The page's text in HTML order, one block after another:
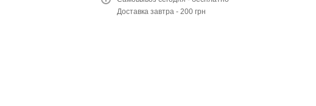
Доставка завтра - 200 грн